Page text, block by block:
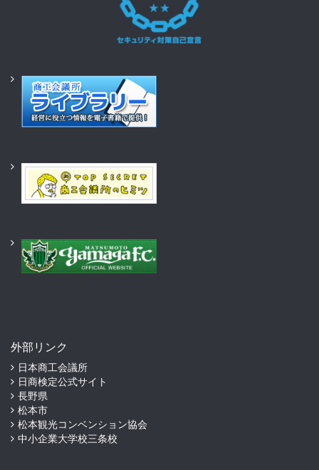
外部リンク
日本商工会議所
日商検定公式サイト
長野県
松本市
松本観光コンベンション協会
中小企業大学校三条校